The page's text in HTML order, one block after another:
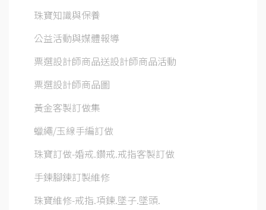
珠寶知識與保養
公益活動與媒體報導
票選設計師商品送設計師商品活動
票選設計師商品圖
黃金客製訂做集
蠟繩/玉線手編訂做
珠寶訂做-婚戒.鑽戒.戒指客製訂做
手鍊腳鍊訂製維修
珠寶維修-戒指.項鍊.墜子.墜頭.